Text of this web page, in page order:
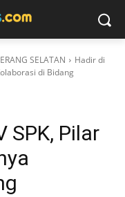
SELATAN
Hadir di
di Bidang
SPK, Pilar